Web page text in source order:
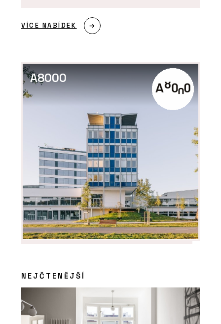
VÍCE NABÍDEK
A8000
NEJČTENĚJŠÍ